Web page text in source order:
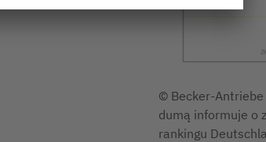
© Becker-
dumą informuje o
rankingu